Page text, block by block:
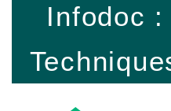
Infodoc